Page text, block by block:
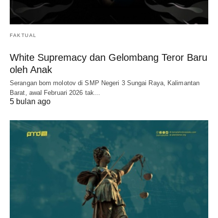
FAKTUAL
White Supremacy dan Gelombang Teror Baru
oleh Anak
Serangan bom molotov di SMP Negeri 3 Sungai Raya, Kalimantan
Barat, awal Februari 2026 tak…
5 bulan ago